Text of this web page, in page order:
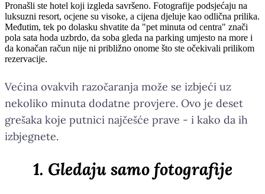
Pronašli ste hotel koji izgleda savršeno. Fotografije podsjećaju na
luksuzni resort, ocjene su visoke, a cijena djeluje kao odlična prilika.
Međutim, tek po dolasku shvatite da "pet minuta od centra" znači
pola sata hoda uzbrdo, da soba gleda na parking umjesto na more i
da konačan račun nije ni približno onome što ste očekivali prilikom
rezervacije.
Većina ovakvih razočaranja može se izbjeći uz
nekoliko minuta dodatne provjere. Ovo je deset
grešaka koje putnici najčešće prave - i kako da ih
izbjegnete.
1. Gledaju samo fotografije